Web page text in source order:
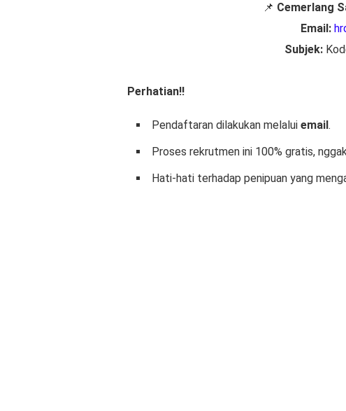
📌 Cemerlang
Email:
Subjek:
Perhatian!!
Pendaftaran dilakukan melalui email.
Proses rekrutmen ini 100% gratis,
Hati-hati terhadap penipuan yang